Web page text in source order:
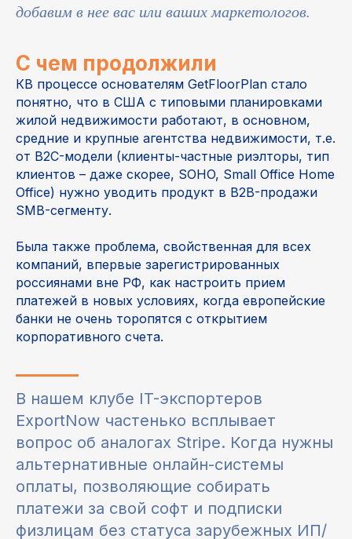
добавим в нее вас или ваших маркетологов.
C чем продолжили
КВ процессе основателям GetFloorPlan стало
понятно, что в США с типовыми планировками
жилой недвижимости работают, в основном,
средние и крупные агентства недвижимости, т.е.
от B2C-модели (клиенты-частные риэлторы, тип
клиентов – даже скорее, SOHO, Small Office Home
Office) нужно уводить продукт в B2B-продажи
SMB-сегменту.
Была также проблема, свойственная для всех
компаний, впервые зарегистрированных
россиянами вне РФ, как настроить прием
платежей в новых условиях, когда европейские
банки не очень торопятся с открытием
корпоративного счета.
В нашем клубе IT-экспортеров
ExportNow частенько всплывает
вопрос об аналогах Stripe. Когда нужны
альтернативные онлайн-системы
оплаты, позволяющие собирать
платежи за свой софт и подписки
физлицам без статуса зарубежных ИП/